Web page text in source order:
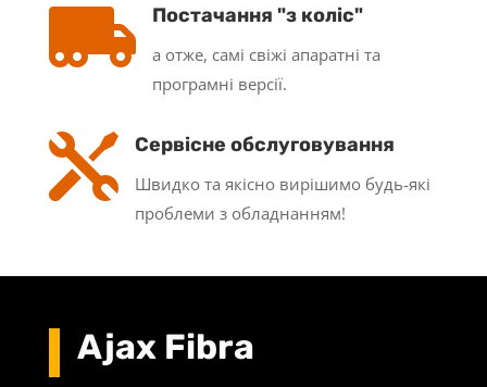
 Постачання "з коліс"
а отже, самі свіжі апаратні та
програмні версії.
 Сервісне обслуговування
Швидко та якісно вирішимо будь-які
проблеми з обладнанням!
Ajax Fibra